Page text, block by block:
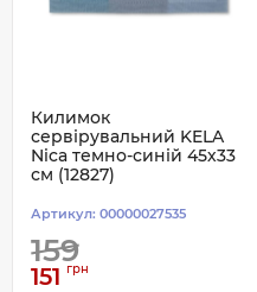
Килимок
сервірувальний KELA
Nica темно-синій 45х33
см (12827)
Артикул: 00000027535
159
151 грн